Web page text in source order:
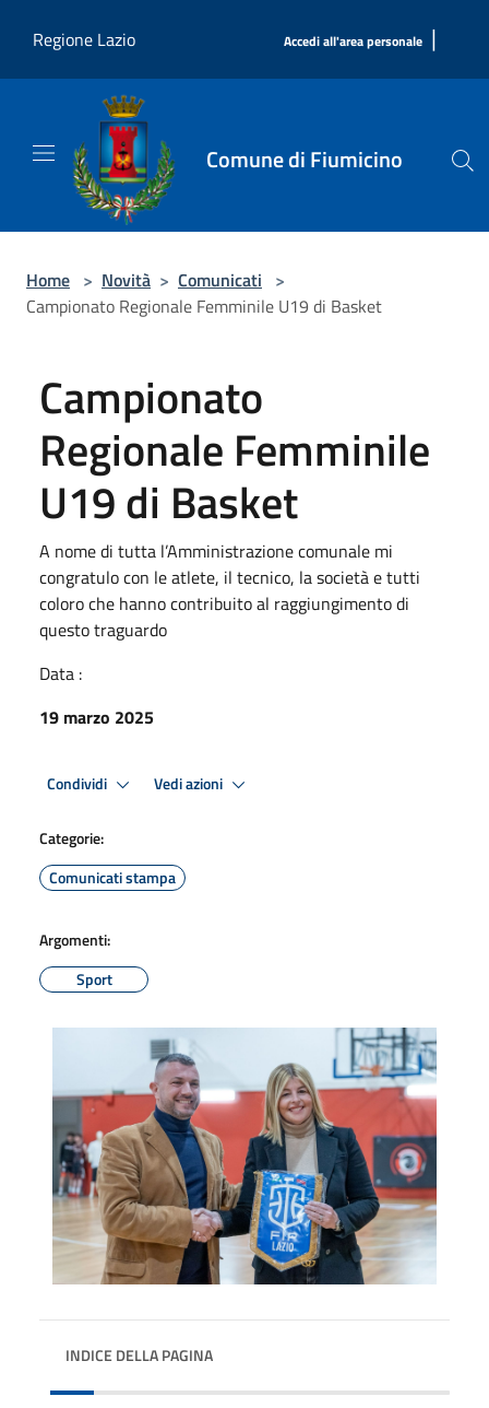
Regione Lazio
Accedi all'area personale |
Comune di Fiumicino
Home > Novità > Comunicati >
Campionato Regionale Femminile U19 di Basket
Campionato
Regionale Femminile
U19 di Basket
A nome di tutta l’Amministrazione comunale mi
congratulo con le atlete, il tecnico, la società e tutti
coloro che hanno contribuito al raggiungimento di
questo traguardo
Data :
19 marzo 2025
Condividi Vedi azioni
Categorie:
Comunicati stampa
Argomenti:
Sport
INDICE DELLA PAGINA